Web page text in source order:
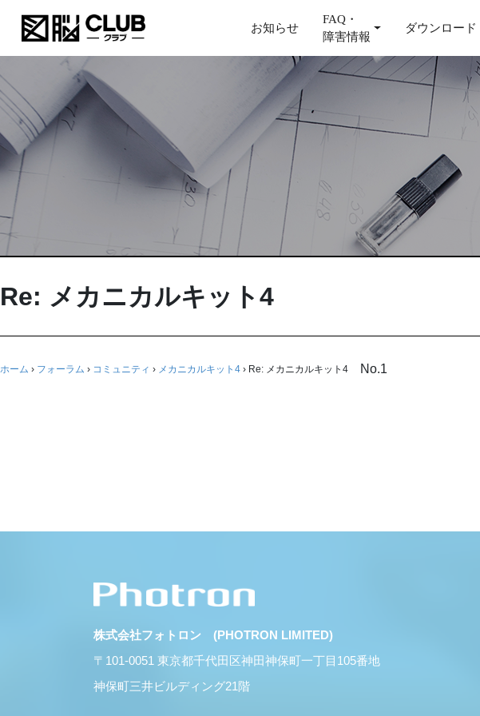
お知らせ
FAQ・
障害情報
ダウンロード
Re: メカニカルキット4
ホーム › フォーラム › コミュニティ › メカニカルキット4 › Re: メカニカルキット4 No.1
株式会社フォトロン (PHOTRON LIMITED)
〒101-0051 東京都千代田区神田神保町一丁目105番地
神保町三井ビルディング21階